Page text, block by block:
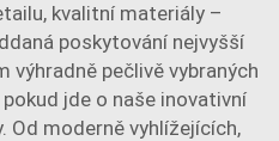
kvalitní materiály –
poskytování nejvyšší
výhradně pečlivě vybraných
jde o naše inovativní
Od moderně vyhlížejících,